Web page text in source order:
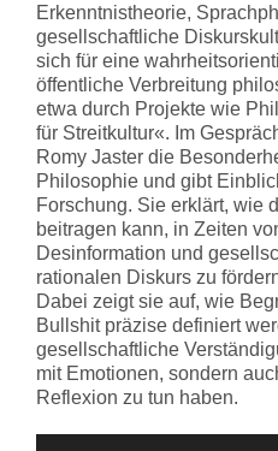
Erkenntnistheorie,
gesellschaftliche
sich für eine
öffentliche Verbreitung
etwa durch Projekte wie
für Streitkultur«. Im
Romy Jaster die
Philosophie und gibt
Forschung. Sie erklärt, wie
beitragen kann, in Zeiten
Desinformation und
rationalen Diskurs zu
Dabei zeigt sie auf, wie
Bullshit präzise definiert
gesellschaftliche
mit Emotionen, sondern
Reflexion zu tun haben.